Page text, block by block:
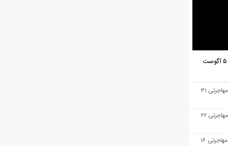
هفته‌نامه مهاجرت/پاسخ به سوالات مهاجرتی ۳۱
هفته‌نامه مهاجرت/پاسخ به سوالات مهاجرتی ۲۲
هفته‌نامه مهاجرت/پاسخ به سوالات مهاجرتی ۱۶